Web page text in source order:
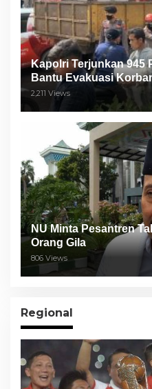
Kapolri Terjunkan 945
Bantu Evakuasi
Semeru
2,211 Views
NU Minta Pesantren
Orang Gila
806 Views
Regional